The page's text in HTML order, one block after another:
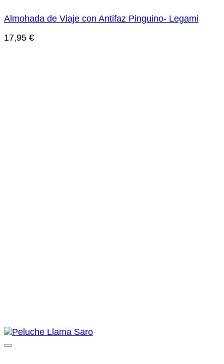
Almohada de Viaje con Antifaz Pinguino- Legami
17,95 €